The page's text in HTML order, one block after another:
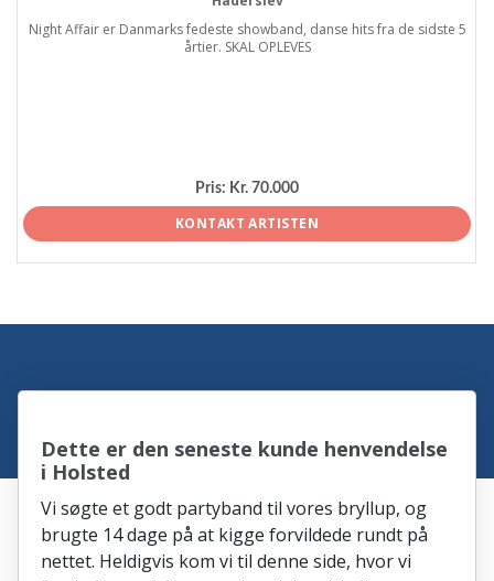
Night Affair er Danmarks fedeste showband, danse hits fra de sidste 5
årtier. SKAL OPLEVES
Pris: Kr. 70.000
KONTAKT ARTISTEN
Dette er den seneste kunde henvendelse
i Holsted
Vi søgte et godt partyband til vores bryllup, og
brugte 14 dage på at kigge forvildede rundt på
nettet. Heldigvis kom vi til denne side, hvor vi